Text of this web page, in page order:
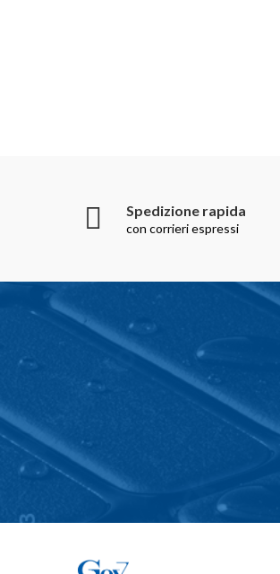
Spedizione rapida
con corrieri espressi